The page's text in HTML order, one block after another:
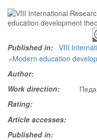
Published in: VIII
«Modern education
Author:
Work direction:
Rating:
Article accesses:
Published in: